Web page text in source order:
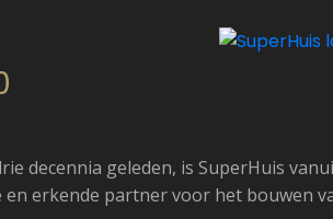
decennia geleden, is SuperHuis
en erkende partner voor het bouwen